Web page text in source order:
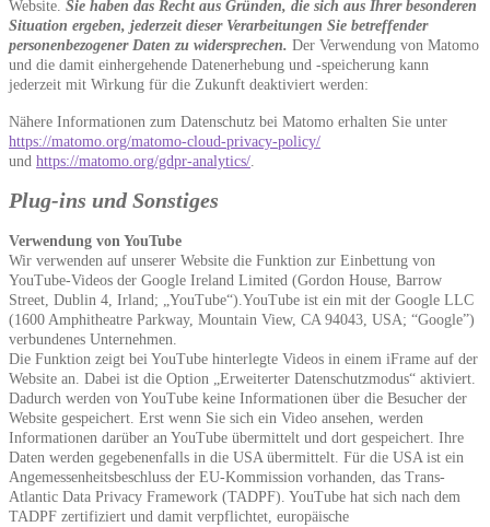
Website. Sie haben das Recht aus Gründen, die sich aus Ihrer besonderen
Situation ergeben, jederzeit dieser Verarbeitungen Sie betreffender
personenbezogener Daten zu widersprechen. Der Verwendung von Matomo
und die damit einhergehende Datenerhebung und -speicherung kann
jederzeit mit Wirkung für die Zukunft deaktiviert werden:
Nähere Informationen zum Datenschutz bei Matomo erhalten Sie unter
https://matomo.org/matomo-cloud-privacy-policy/
und https://matomo.org/gdpr-analytics/
Plug-ins und Sonstiges
Verwendung von YouTube
Wir verwenden auf unserer Website die Funktion zur Einbettung von
YouTube-Videos der Google Ireland Limited (Gordon House, Barrow
Street, Dublin 4, Irland; „YouTube“).YouTube ist ein mit der Google LLC
(1600 Amphitheatre Parkway, Mountain View, CA 94043, USA; “Google”)
verbundenes Unternehmen.
Die Funktion zeigt bei YouTube hinterlegte Videos in einem iFrame auf der
Website an. Dabei ist die Option „Erweiterter Datenschutzmodus“ aktiviert.
Dadurch werden von YouTube keine Informationen über die Besucher der
Website gespeichert. Erst wenn Sie sich ein Video ansehen, werden
Informationen darüber an YouTube übermittelt und dort gespeichert. Ihre
Daten werden gegebenenfalls in die USA übermittelt. Für die USA ist ein
Angemessenheitsbeschluss der EU-Kommission vorhanden, das Trans-
Atlantic Data Privacy Framework (TADPF). YouTube hat sich nach dem
TADPF zertifiziert und damit verpflichtet, europäische